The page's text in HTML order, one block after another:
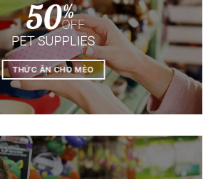
THỨC ĂN CHO MÈO